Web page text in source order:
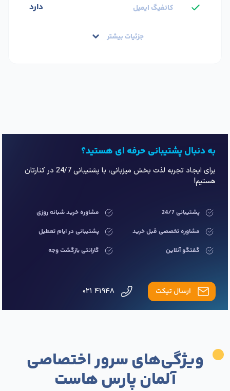
کانفیگ ایمیل دارد
جزئیات بیشتر
به دنبال پشتیبانی حرفه ای هستید؟
برای ایجاد تجربه لذت بخش میزبانی، با پشتیبانی 24/7 در کنارتان
هستیم!
پشتیبانی 24/7
مشاوره خرید شبانه روزی
مشاوره تخصصی قبل خرید
پشتیبانی در ایام تعطیل
گفتگو آنلاین
گارانتی بازگشت وجه
ارسال تیکت
ویژگی‌های سرور اختصاصی
آلمان پارس هاست